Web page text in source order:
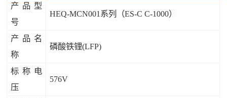
产品型
号
HEQ-MCN001系列（ES-C C-1000）
产品名
称
磷酸铁锂(LFP)
标称电
压
576V